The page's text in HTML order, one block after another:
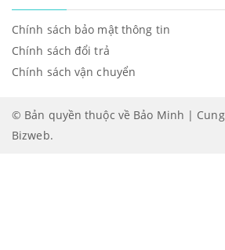
Chính sách bảo mật thông tin
Chính sách đổi trả
Chính sách vận chuyển
© Bản quyền thuộc về Bảo Minh |
Bizweb.